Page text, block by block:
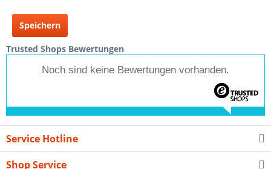
Speichern
Trusted Shops Bewertungen
Noch sind keine Bewertungen vorhanden.
Service Hotline
Shop Service